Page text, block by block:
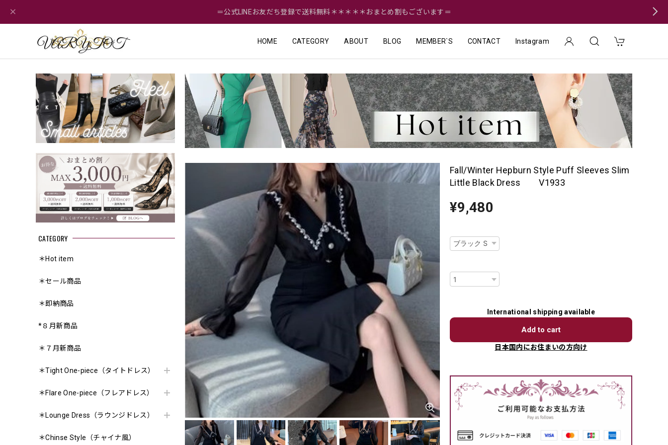
＝公式LINEお友だち登録で送料無料＊＊＊＊＊おまとめ割もございます＝
HOME CATEGORY ABOUT BLOG MEMBER`S CONTACT Instagram
CATEGORY
＊Hot item
＊セール商品
＊即納商品
*８月新商品
＊７月新商品
＊Tight One-piece（タイトドレス）
＊Flare One-piece（フレアドレス）
＊Lounge Dress（ラウンジドレス）
＊Chinse Style（チャイナ風）
Fall/Winter Hepburn Style Puff Sleeves Slim
Little Black Dress V1933
¥9,480
International shipping available
Add to cart
日本国内にお住まいの方向け